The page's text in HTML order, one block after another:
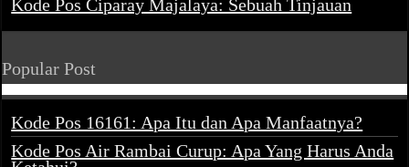
Kode Pos Ciparay Majalaya: Sebuah Tinjauan
Popular Post
Kode Pos 16161: Apa Itu dan Apa Manfaatnya?
Kode Pos Air Rambai Curup: Apa Yang Harus Anda